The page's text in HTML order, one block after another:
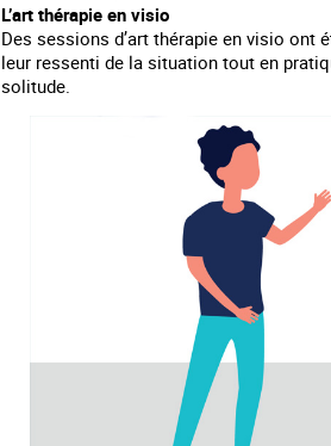
L’art thérapie en visio
Des sessions d’art thérapie en visio ont
leur ressenti de la situation tout en
solitude.